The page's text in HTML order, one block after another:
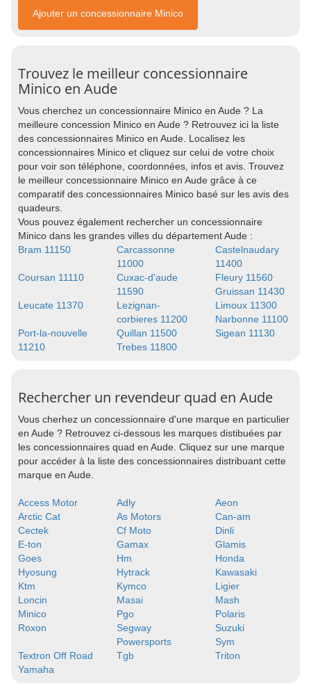
Ajouter un concessionnaire Minico
Trouvez le meilleur concessionnaire
Minico en Aude
Vous cherchez un concessionnaire Minico en Aude ? La
meilleure concession Minico en Aude ? Retrouvez ici la liste
des concessionnaires Minico en Aude. Localisez les
concessionnaires Minico et cliquez sur celui de votre choix
pour voir son téléphone, coordonnées, infos et avis. Trouvez
le meilleur concessionnaire Minico en Aude grâce à ce
comparatif des concessionnaires Minico basé sur les avis des
quadeurs.
Vous pouvez également rechercher un concessionnaire
Minico dans les grandes villes du département Aude :
Bram 11150
Carcassonne
11000
Castelnaudary
11400
Coursan 11110
Cuxac-d'aude
11590
Fleury 11560
Gruissan 11430
Leucate 11370
Lezignan-
corbieres 11200
Limoux 11300
Narbonne 11100
Port-la-nouvelle
11210
Quillan 11500
Sigean 11130
Trebes 11800
Rechercher un revendeur quad en Aude
Vous cherhez un concessionnaire d'une marque en particulier
en Aude ? Retrouvez ci-dessous les marques distibuées par
les concessionnaires quad en Aude. Cliquez sur une marque
pour accéder à la liste des concessionnaires distribuant cette
marque en Aude.
Access Motor Adly
Aeon
Arctic Cat
As Motors
Can-am
Cectek
Cf Moto
Dinli
E-ton
Gamax
Glamis
Goes
Hm
Honda
Hyosung
Hytrack
Kawasaki
Ktm
Kymco
Ligier
Loncin
Masai
Mash
Minico
Pgo
Polaris
Roxon
Segway
Powersports
Suzuki
Sym
Textron Off Road
Tgb
Triton
Yamaha